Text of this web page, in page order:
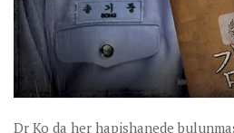
Dr Ko da her hapishanede